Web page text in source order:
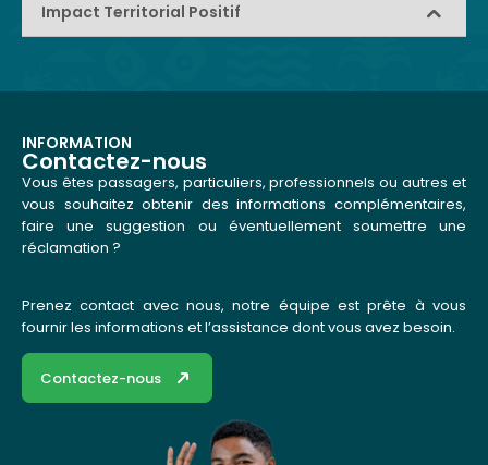
Impact Territorial Positif
INFORMATION
Contactez-nous
Vous êtes passagers, particuliers, professionnels ou autres et
vous souhaitez obtenir des informations complémentaires,
faire une suggestion ou éventuellement soumettre une
réclamation ?
Prenez contact avec nous, notre équipe est prête à vous
fournir les informations et l’assistance dont vous avez besoin.
Contactez-nous